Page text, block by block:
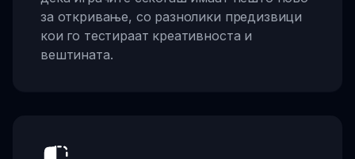
за откривање, со разнолики предизвици
кои го тестираат креативноста и
вештината.